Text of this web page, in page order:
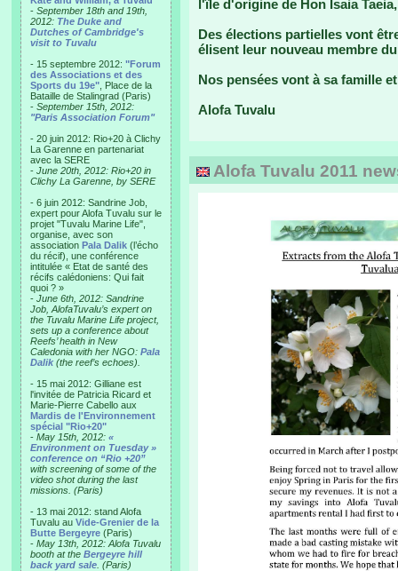
- September 18th and 19th,
2012: The Duke and
Dutches of Cambridge's
visit to Tuvalu
- 15 septembre 2012: "Forum
des Associations et des
Sports du 19e" , Place de la
Bataille de Stalingrad (Paris)
- September 15th, 2012:
"Paris Association Forum"
- 20 juin 2012: Rio+20 à Clichy
La Garenne en partenariat
avec la SERE
- June 20th, 2012: Rio+20 in
Clichy La Garenne, by SERE
- 6 juin 2012: Sandrine Job,
expert pour Alofa Tuvalu sur le
projet "Tuvalu Marine Life",
organise, avec son
association Pala Dalik (l’écho
du récif), une conférence
intitulée « Etat de santé des
récifs calédoniens: Qui fait
quoi ? »
- June 6th, 2012: Sandrine
Job, AlofaTuvalu’s expert on
the Tuvalu Marine Life project,
sets up a conference about
Reefs’ health in New
Caledonia with her NGO: Pala
Dalik (the reef’s echoes).
- 15 mai 2012: Gilliane est
l'invitée de Patricia Ricard et
Marie-Pierre Cabello aux
Mardis de l'Environnement
spécial "Rio+20"
- May 15th, 2012: «
Environment on Tuesday »
conference on “Rio +20”
with screening of some of the
video shot during the last
missions. (Paris)
- 13 mai 2012: stand Alofa
Tuvalu au Vide-Grenier de la
Butte Bergeyre (Paris)
- May 13th, 2012: Alofa Tuvalu
booth at the Bergeyre hill
back yard sale . (Paris)
l'île d'origine de Hon Isaia
Des élections partielles vont
élisent leur nouveau membre
Nos pensées vont à sa famille
Alofa Tuvalu
Alofa Tuvalu 2011